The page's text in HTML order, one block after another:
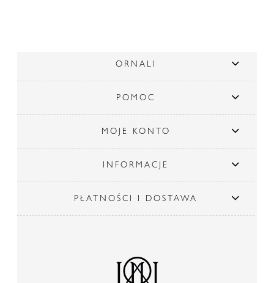
ORNALI
POMOC
MOJE KONTO
INFORMACJE
PŁATNOŚCI I DOSTAWA